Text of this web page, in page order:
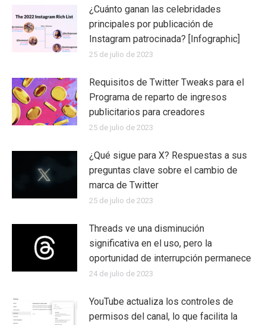
¿Cuánto ganan las celebridades
principales por publicación de
Instagram patrocinada? [Infographic]
25 de julio de 2023
Requisitos de Twitter Tweaks para el
Programa de reparto de ingresos
publicitarios para creadores
25 de julio de 2023
¿Qué sigue para X? Respuestas a sus
preguntas clave sobre el cambio de
marca de Twitter
25 de julio de 2023
Threads ve una disminución
significativa en el uso, pero la
oportunidad de interrupción permanece
24 de julio de 2023
YouTube actualiza los controles de
permisos del canal, lo que facilita la